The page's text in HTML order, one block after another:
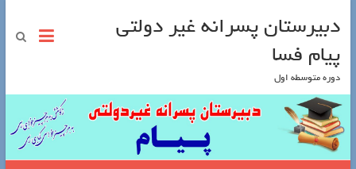
دبیرستان پسرانه غیر دولتی
پیام فسا
دوره متوسطه اول